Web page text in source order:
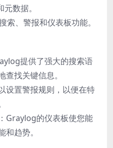
数据。
、警报和仪表板功能。
提供了强大的搜索语
找关键信息。
设置警报规则，以便在特
Graylog的仪表板使您能
趋势。